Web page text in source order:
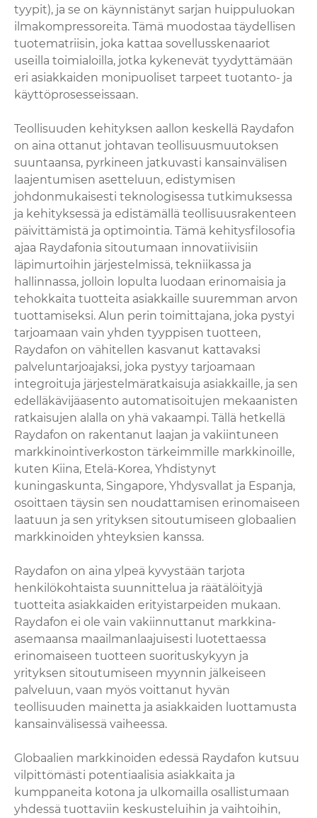
tyypit), ja se on käynnistänyt sarjan huippuluokan
ilmakompressoreita. Tämä muodostaa täydellisen
tuotematriisin, joka kattaa sovellusskenaariot
useilla toimialoilla, jotka kykenevät tyydyttämään
eri asiakkaiden monipuoliset tarpeet tuotanto- ja
käyttöprosesseissaan.
Teollisuuden kehityksen aallon keskellä Raydafon
on aina ottanut johtavan teollisuusmuutoksen
suuntaansa, pyrkineen jatkuvasti kansainvälisen
laajentumisen asetteluun, edistymisen
johdonmukaisesti teknologisessa tutkimuksessa
ja kehityksessä ja edistämällä teollisuusrakenteen
päivittämistä ja optimointia. Tämä kehitysfilosofia
ajaa Raydafonia sitoutumaan innovatiivisiin
läpimurtoihin järjestelmissä, tekniikassa ja
hallinnassa, jolloin lopulta luodaan erinomaisia ​​ja
tehokkaita tuotteita asiakkaille suuremman arvon
tuottamiseksi. Alun perin toimittajana, joka pystyi
tarjoamaan vain yhden tyyppisen tuotteen,
Raydafon on vähitellen kasvanut kattavaksi
palveluntarjoajaksi, joka pystyy tarjoamaan
integroituja järjestelmäratkaisuja asiakkaille, ja sen
edelläkävijäasento automatisoitujen mekaanisten
ratkaisujen alalla on yhä vakaampi. Tällä hetkellä
Raydafon on rakentanut laajan ja vakiintuneen
markkinointiverkoston tärkeimmille markkinoille,
kuten Kiina, Etelä-Korea, Yhdistynyt
kuningaskunta, Singapore, Yhdysvallat ja Espanja,
osoittaen täysin sen noudattamisen erinomaiseen
laatuun ja sen yrityksen sitoutumiseen globaalien
markkinoiden yhteyksien kanssa.
Raydafon on aina ylpeä kyvystään tarjota
henkilökohtaista suunnittelua ja räätälöityjä
tuotteita asiakkaiden erityistarpeiden mukaan.
Raydafon ei ole vain vakiinnuttanut markkina-
asemaansa maailmanlaajuisesti luotettaessa
erinomaiseen tuotteen suorituskykyyn ja
yrityksen sitoutumiseen myynnin jälkeiseen
palveluun, vaan myös voittanut hyvän
teollisuuden mainetta ja asiakkaiden luottamusta
kansainvälisessä vaiheessa.
Globaalien markkinoiden edessä Raydafon kutsuu
vilpittömästi potentiaalisia asiakkaita ja
kumppaneita kotona ja ulkomailla osallistumaan
yhdessä tuottaviin keskusteluihin ja vaihtoihin,